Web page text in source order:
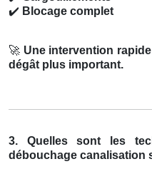
✔️ Blocage complet
🚀 Une intervention
dégât plus important.
3. Quelles sont les
débouchage canalisation